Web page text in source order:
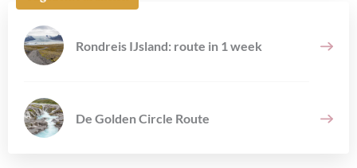
Rondreis IJsland: route in 1 week
De Golden Circle Route